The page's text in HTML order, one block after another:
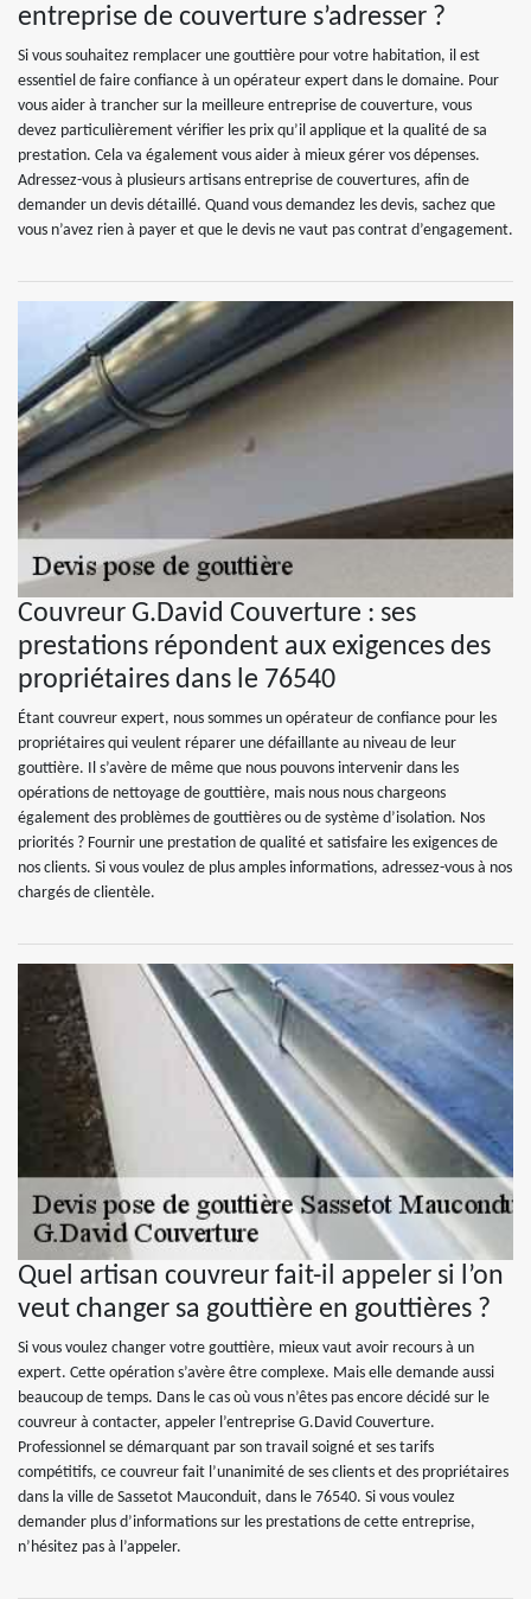
entreprise de couverture s’adresser ?
Si vous souhaitez remplacer une gouttière pour votre habitation, il est
essentiel de faire confiance à un opérateur expert dans le domaine. Pour
vous aider à trancher sur la meilleure entreprise de couverture, vous
devez particulièrement vérifier les prix qu’il applique et la qualité de sa
prestation. Cela va également vous aider à mieux gérer vos dépenses.
Adressez-vous à plusieurs artisans entreprise de couvertures, afin de
demander un devis détaillé. Quand vous demandez les devis, sachez que
vous n’avez rien à payer et que le devis ne vaut pas contrat d’engagement.
Couvreur G.David Couverture : ses
prestations répondent aux exigences des
propriétaires dans le 76540
Étant couvreur expert, nous sommes un opérateur de confiance pour les
propriétaires qui veulent réparer une défaillante au niveau de leur
gouttière. Il s’avère de même que nous pouvons intervenir dans les
opérations de nettoyage de gouttière, mais nous nous chargeons
également des problèmes de gouttières ou de système d’isolation. Nos
priorités ? Fournir une prestation de qualité et satisfaire les exigences de
nos clients. Si vous voulez de plus amples informations, adressez-vous à nos
chargés de clientèle.
Quel artisan couvreur fait-il appeler si l’on
veut changer sa gouttière en gouttières ?
Si vous voulez changer votre gouttière, mieux vaut avoir recours à un
expert. Cette opération s’avère être complexe. Mais elle demande aussi
beaucoup de temps. Dans le cas où vous n’êtes pas encore décidé sur le
couvreur à contacter, appeler l’entreprise G.David Couverture.
Professionnel se démarquant par son travail soigné et ses tarifs
compétitifs, ce couvreur fait l’unanimité de ses clients et des propriétaires
dans la ville de Sassetot Mauconduit, dans le 76540. Si vous voulez
demander plus d’informations sur les prestations de cette entreprise,
n’hésitez pas à l’appeler.